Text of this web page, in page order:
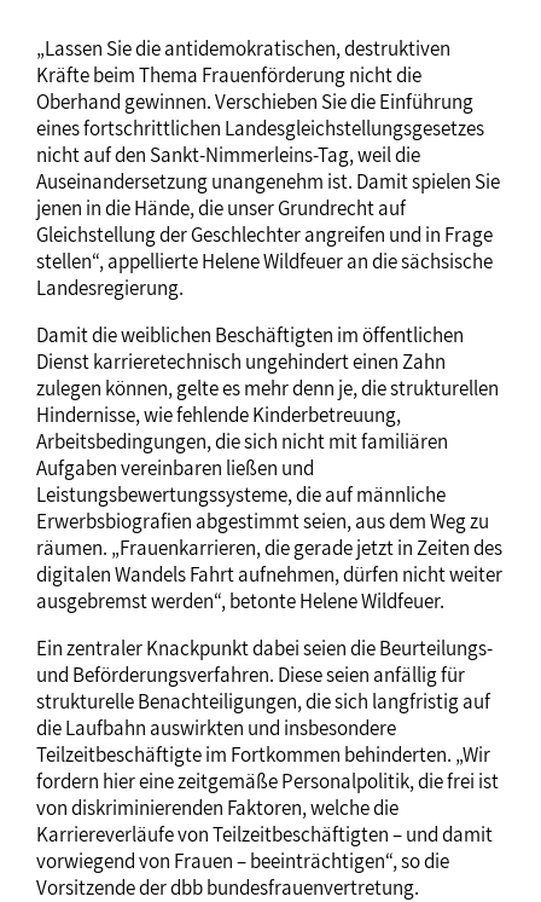
„Lassen Sie die antidemokratischen, destruktiven
Kräfte beim Thema Frauenförderung nicht die
Oberhand gewinnen. Verschieben Sie die Einführung
eines fortschrittlichen Landesgleichstellungsgesetzes
nicht auf den Sankt-Nimmerleins-Tag, weil die
Auseinandersetzung unangenehm ist. Damit spielen Sie
jenen in die Hände, die unser Grundrecht auf
Gleichstellung der Geschlechter angreifen und in Frage
stellen“, appellierte Helene Wildfeuer an die sächsische
Landesregierung.
Damit die weiblichen Beschäftigten im öffentlichen
Dienst karrieretechnisch ungehindert einen Zahn
zulegen können, gelte es mehr denn je, die strukturellen
Hindernisse, wie fehlende Kinderbetreuung,
Arbeitsbedingungen, die sich nicht mit familiären
Aufgaben vereinbaren ließen und
Leistungsbewertungssysteme, die auf männliche
Erwerbsbiografien abgestimmt seien, aus dem Weg zu
räumen. „Frauenkarrieren, die gerade jetzt in Zeiten des
digitalen Wandels Fahrt aufnehmen, dürfen nicht weiter
ausgebremst werden“, betonte Helene Wildfeuer.
Ein zentraler Knackpunkt dabei seien die Beurteilungs-
und Beförderungsverfahren. Diese seien anfällig für
strukturelle Benachteiligungen, die sich langfristig auf
die Laufbahn auswirkten und insbesondere
Teilzeitbeschäftigte im Fortkommen behinderten. „Wir
fordern hier eine zeitgemäße Personalpolitik, die frei ist
von diskriminierenden Faktoren, welche die
Karriereverläufe von Teilzeitbeschäftigten – und damit
vorwiegend von Frauen – beeinträchtigen“, so die
Vorsitzende der dbb bundesfrauenvertretung.